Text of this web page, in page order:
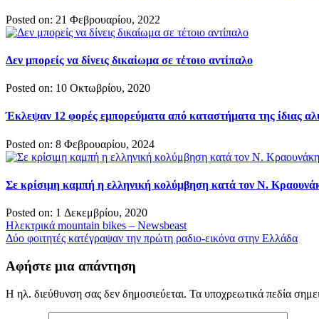
Posted on: 21 Φεβρουαρίου, 2022
Δεν μπορείς να δίνεις δικαίωμα σε τέτοιο αντίπαλο
Posted on: 10 Οκτωβρίου, 2020
Έκλεψαν 12 φορές εμπορεύματα από καταστήματα της ίδιας
Posted on: 8 Φεβρουαρίου, 2024
Σε κρίσιμη καμπή η ελληνική κολύμβηση κατά τον Ν.
Posted on: 1 Δεκεμβρίου, 2020
Πλοήγηση
άρθρων
Hλεκτρικά mountain bikes – Newsbeast
Δύο φοιτητές κατέγραψαν την πρώτη ραδιο-εικόνα στην Ελλάδα
Αφήστε μια απάντηση
Η ηλ. διεύθυνση σας δεν δημοσιεύεται. Τα υποχρεωτικά πεδία